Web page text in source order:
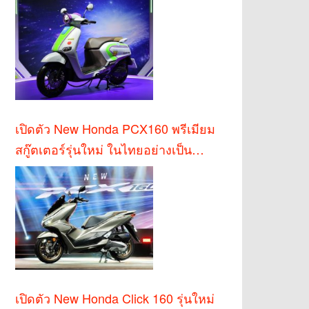
เปิดตัว New Honda PCX160 พรีเมียม
สกู๊ตเตอร์รุ่นใหม่ ในไทยอย่างเป็น
ทางการ
เปิดตัว New Honda Click 160 รุ่นใหม่